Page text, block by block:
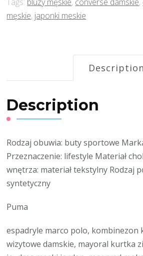
męskie, japonki meskie
Description
Description
Rodzaj obuwia: buty sportowe
Przeznaczenie: lifestyle Materiał
wnętrza: materiał tekstylny Rodzaj
syntetyczny
Puma
espadryle marco polo, kombinezon
wizytowe damskie, mayoral kurtka